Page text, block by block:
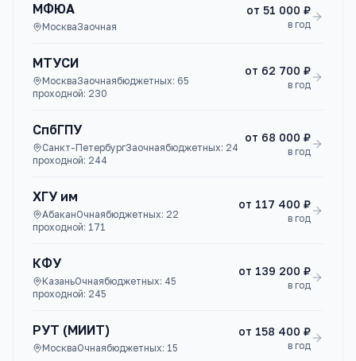
МФЮА
МоскваЗаочная
от 51 000 ₽
в год
МТУСИ
МоскваЗаочнаябюджетных: 65
проходной: 230
от 62 700 ₽
в год
СпбГПУ
Санкт-ПетербургЗаочнаябюджетных: 24
проходной: 244
от 68 000 ₽
в год
ХГУ им
АбаканОчнаябюджетных: 22
проходной: 171
от 117 400 ₽
в год
КФУ
КазаньОчнаябюджетных: 45
проходной: 245
от 139 200 ₽
в год
РУТ (МИИТ)
МоскваОчнаябюджетных: 15
от 158 400 ₽
в год